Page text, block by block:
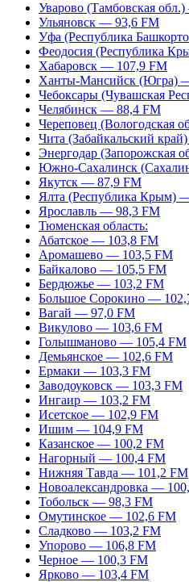
Уварово (Тамбовская
Ульяновск — 93,6 FM
Уфа (Республика
Феодосия (Республика
Хабаровск — 107,9 FM
Ханты-Мансийск (Югра)
Чебоксары (Чувашская
Челябинск — 88,4 FM
Череповец (Вологодская
Чита (Забайкальский
Энергодар (Запорожская
Южно-Сахалинск
Якутск — 87,9 FM
Ялта (Республика Крым)
Ярославль — 98,3 FM
Тюменская область:
Абатское — 103,8 FM
Аромашево — 103,5 FM
Байкалово — 105,5 FM
Бердюжье — 103,2 FM
Большое Сорокино —
Вагай — 97,0 FM
Викулово — 103,6 FM
Голышманово — 105,4 FM
Демьянское — 102,6 FM
Ермаки — 103,3 FM
Заводоуковск — 103,3 FM
Ингаир — 103,2 FM
Исетское — 102,9 FM
Ишим — 104,9 FM
Казанское — 100,2 FM
Нагорный — 100,4 FM
Нижняя Тавда — 101,2 FM
Новоалександровка —
Тобольск — 98,3 FM
Омутинское — 102,6 FM
Сладково — 103,2 FM
Упорово — 106,8 FM
Черное — 100,3 FM
Ярково — 103,4 FM